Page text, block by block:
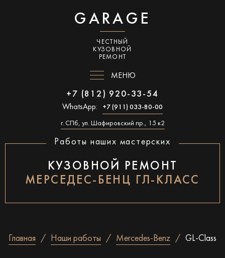
GARAGE
ЧЕСТНЫЙ
КУЗОВНОЙ
РЕМОНТ
МЕНЮ
+7 (812) 920-33-54
WhatsApp: +7 (911) 033-80-00
г. СПб, ул. Шафировский пр., 15 к2
Работы наших мастерских
КУЗОВНОЙ РЕМОНТ
МЕРСЕДЕС-БЕНЦ ГЛ-КЛАСС
Главная Наши работы Mercedes-Benz GL-Class